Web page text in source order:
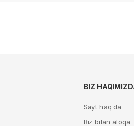
BIZ
Sayt haqida
Biz bilan aloqa